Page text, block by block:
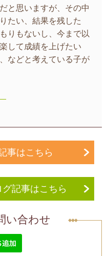
と思いますが、その中
たい、結果を残した
りもないし、今まで以
して成績を上げたい
などと考えている子が
事はこちら
記事はこちら
い合わせ